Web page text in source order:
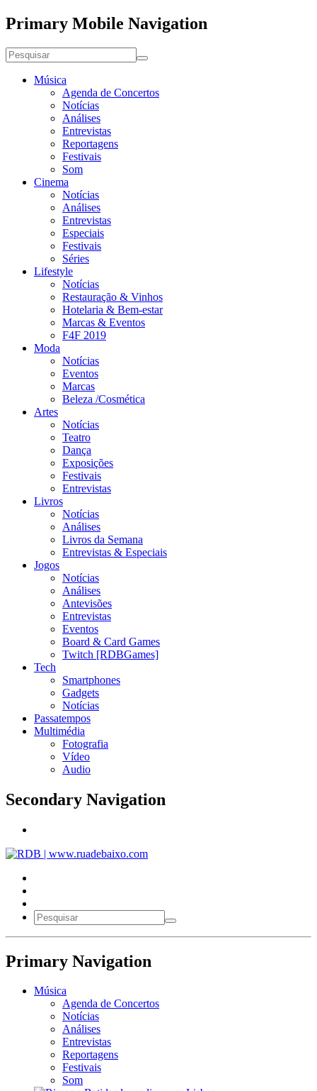
Primary Mobile Navigation
Música
Agenda de Concertos
Notícias
Análises
Entrevistas
Reportagens
Festivais
Som
Cinema
Notícias
Análises
Entrevistas
Especiais
Festivais
Séries
Lifestyle
Notícias
Restauração & Vinhos
Hotelaria & Bem-estar
Marcas & Eventos
F4F 2019
Moda
Notícias
Eventos
Marcas
Beleza /Cosmética
Artes
Notícias
Teatro
Dança
Exposições
Festivais
Entrevistas
Livros
Notícias
Análises
Livros da Semana
Entrevistas & Especiais
Jogos
Notícias
Análises
Antevisões
Entrevistas
Eventos
Board & Card Games
Twitch [RDBGames]
Tech
Smartphones
Gadgets
Notícias
Passatempos
Multimédia
Fotografia
Vídeo
Audio
Secondary Navigation
Primary Navigation
Música
Agenda de Concertos
Notícias
Análises
Entrevistas
Reportagens
Festivais
Som